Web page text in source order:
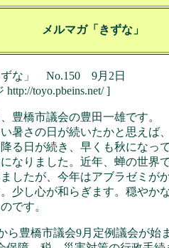
メルマガ「きずな」
ずな」 No.150 9月2日
toyo.pbeins.net/ ]
豊橋市議会の豊田一雄です。
暑さの日が続いたかと思えば
る日が続き、早くも秋になっ
なりました。近年、蝉の世界
したが、今年はアブラゼミが
少し心が和らぎます。穏やか
です。
ら豊橋市議会9月定例議会が始